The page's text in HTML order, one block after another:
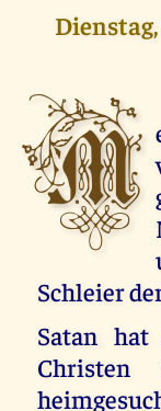
M
Schleier
Satan